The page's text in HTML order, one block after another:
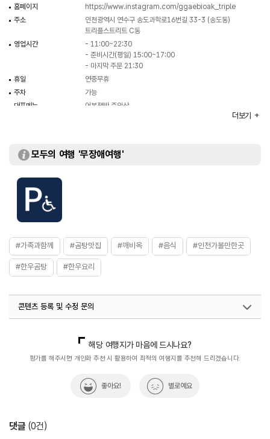
홈페이지
https://www.instagram.com/ggaebioak_triple
주소
인천광역시 연수구 송도과학로16번길 33-3 (송도동)
트리플스트리트 C동
영업시간
- 11:00~22:30
- 준비시간(평일) 15:00~17:00
- 마지막 주문 21:30
휴일
연중무휴
주차
가능
대표메뉴
어복쟁반 주안상
더보기
모두의 여행 '무장애여행'
#가족과함께 #곰탕맛집 #깨비옥 #음식 #인천가볼만한곳
#한우곰탕 #한우요리
콘텐츠 등록 및 수정 문의
열린관광콘텐츠팀(열린관광-모두의여행)
033-738-3425
해당 여행지가 마음에 드시나요?
평가를 해주시면 개인화 추천 시 활용하여 최적의 여행지를 추천해 드리겠습니다.
좋아요! 별로예요
댓글 (0건)